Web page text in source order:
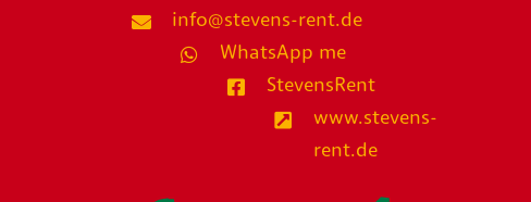
info@stevens-rent.de
WhatsApp me
StevensRent
www.stevens-
rent.de